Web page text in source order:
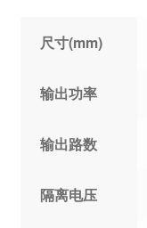
尺寸(mm)
输出功率
输出路数
隔离电压